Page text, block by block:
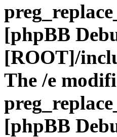
[phpBB
[ROOT]/
The /e
[phpBB